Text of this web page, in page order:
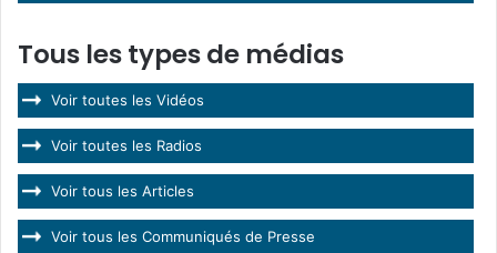
Tous les types de médias
Voir toutes les Vidéos
Voir toutes les Radios
Voir tous les Articles
Voir tous les Communiqués de Presse